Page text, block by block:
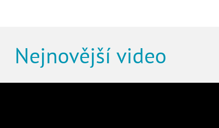
Nejnovější video